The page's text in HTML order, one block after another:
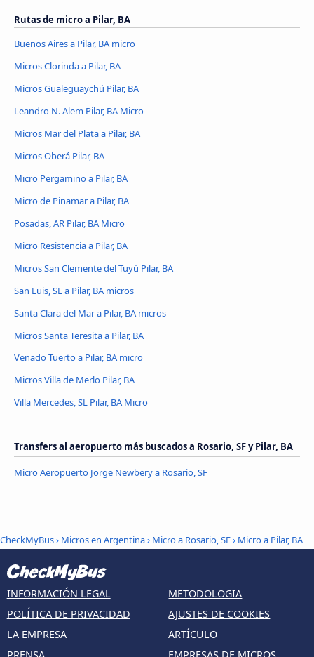
Rutas de micro a Pilar, BA
Buenos Aires a Pilar, BA micro
Micros Clorinda a Pilar, BA
Micros Gualeguaychú Pilar, BA
Leandro N. Alem Pilar, BA Micro
Micros Mar del Plata a Pilar, BA
Micros Oberá Pilar, BA
Micro Pergamino a Pilar, BA
Micro de Pinamar a Pilar, BA
Posadas, AR Pilar, BA Micro
Micro Resistencia a Pilar, BA
Micros San Clemente del Tuyú Pilar, BA
San Luis, SL a Pilar, BA micros
Santa Clara del Mar a Pilar, BA micros
Micros Santa Teresita a Pilar, BA
Venado Tuerto a Pilar, BA micro
Micros Villa de Merlo Pilar, BA
Villa Mercedes, SL Pilar, BA Micro
Transfers al aeropuerto más buscados a Rosario, SF y Pilar, BA
Micro Aeropuerto Jorge Newbery a Rosario, SF
CheckMyBus› Micros en Argentina› Micro a Rosario, SF› Micro a Pilar, BA
INFORMACIÓN LEGAL
POLÍTICA DE PRIVACIDAD
LA EMPRESA
METODOLOGIA
AJUSTES DE COOKIES
ARTÍCULO